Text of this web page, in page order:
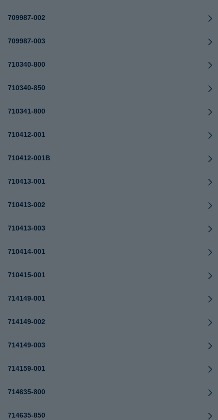
709987-002
709987-003
710340-800
710340-850
710341-800
710412-001
710412-001B
710413-001
710413-002
710413-003
710414-001
710415-001
714149-001
714149-002
714149-003
714159-001
714635-800
714635-850